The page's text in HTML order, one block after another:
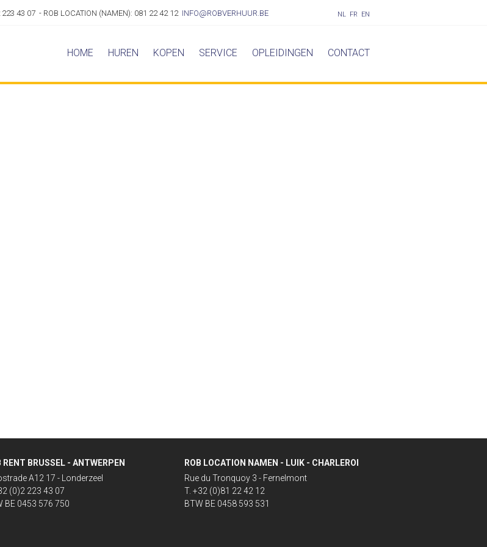
223 43 07 - ROB LOCATION (NAMEN): 081 22 42 12 INFO@ROBVERHUUR.BE NL FR EN
HOME HUREN KOPEN SERVICE OPLEIDINGEN CONTACT
RENT BRUSSEL - ANTWERPEN
A12 17 - Londerzeel
(0)2 223 43 07
BE 0453 576 750
ROB LOCATION NAMEN - LUIK - CHARLEROI
Rue du Tronquoy 3 - Fernelmont
T. +32 (0)81 22 42 12
BTW BE 0458 593 531